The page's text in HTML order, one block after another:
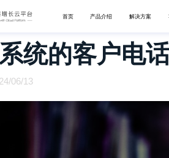
首页 产品介绍 解决方案
统的客户电
06/13